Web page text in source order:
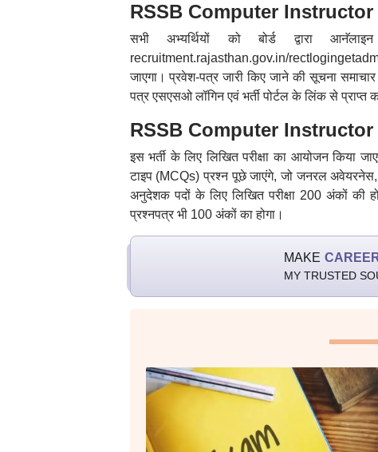
RSSB Computer Instructor
सभी अभ्यर्थियों को बोर्ड द्वारा
recruitment.rajasthan.gov.in/
जाएगा। प्रवेश-पत्र जारी किए जाने की सूचना
पत्र एसएसओ लॉगिन एवं भर्ती पोर्टल के लिंक से
RSSB Computer Instructor
इस भर्ती के लिए लिखित परीक्षा का आयोजन किया
टाइप (MCQs) प्रश्न पूछे जाएंगे, जो जनरल
अनुदेशक पदों के लिए लिखित परीक्षा 200 अंकों की
प्रश्नपत्र भी 100 अंकों का होगा।
MAKE
MY TRUSTED